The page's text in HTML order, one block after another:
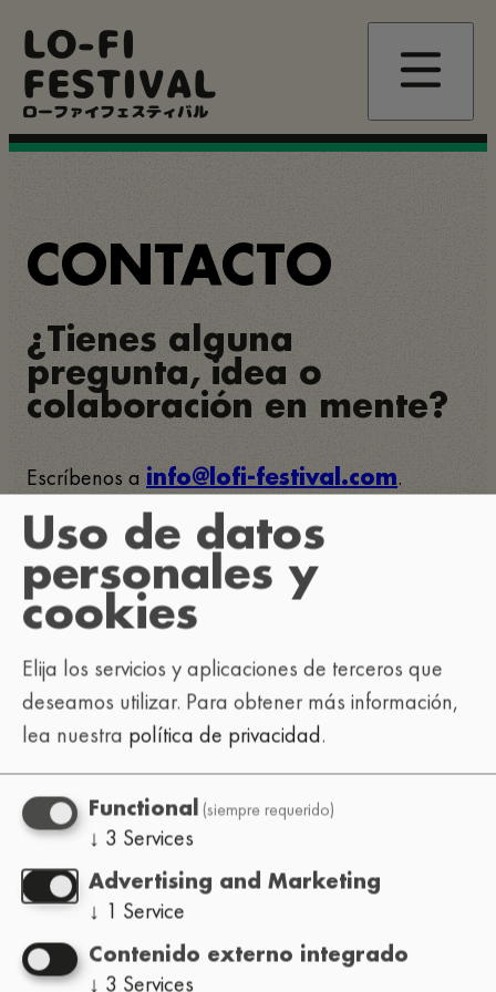
contenido
principal
LO-FI
FESTIVAL
ローファイフェスティバル
CONTACTO
¿Tienes alguna
pregunta, idea o
colaboración en mente?
Escríbenos a info@lofi-festival.com.
Para que podamos responderte más rápido,
dinos cuál es el motivo de tu consulta:
Asistente al festival: entradas,
horarios, información sobre el lugar,
preguntas generales
Organizador de eventos: cómo
organizar el Lo-Fi Festival en tu ciudad
(cómo funciona, requisitos, etc.)
Artista
: inscripciones, cartel,
consultas sobre reservas.
comunicación : entrevistas,
Uso de datos
personales y
cookies
Elija los servicios y aplicaciones de terceros que
deseamos utilizar. Para obtener más información,
lea nuestra política de privacidad.
Functional (siempre requerido)
↓ 3 Services
Advertising and Marketing
↓ 1 Service
Contenido externo integrado
↓ 3 Services